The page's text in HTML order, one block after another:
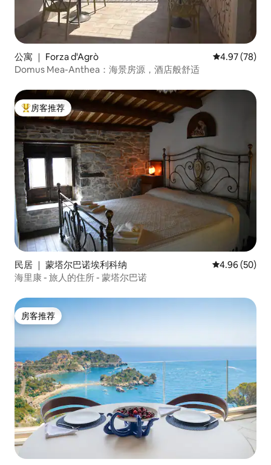
公寓 ｜ Forza d'Agrò 平均评分
4.97 (78)
Domus Mea-Anthea：海景房源，酒店般舒适
热门「房客推荐」
房客推荐
民居 ｜ 蒙塔尔巴诺埃利科纳 平均评分 4.96
4.96 (50)
海里康 - 旅人的住所 - 蒙塔尔巴诺
房客推荐
房客推荐